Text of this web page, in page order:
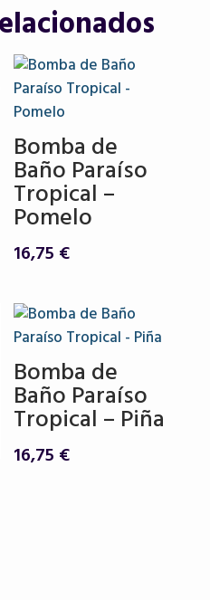
Bomba de
Baño Paraíso
Tropical –
Pomelo
16,75 €
Bomba de
Baño Paraíso
Tropical – Piña
16,75 €